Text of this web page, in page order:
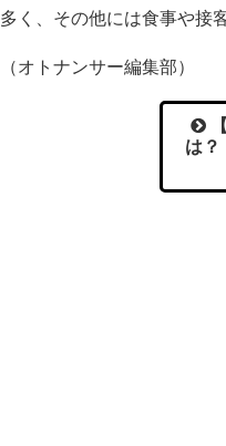
多く、その他には食事や接
（オトナンサー編集部）
は？